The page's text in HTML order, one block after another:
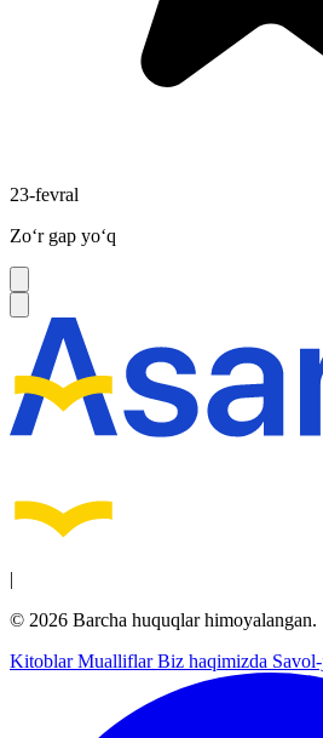
23-fevral
Zoʻr gap yoʻq
|
© 2026 Barcha huquqlar himoyalangan.
KitoblarMualliflarBiz haqimizda